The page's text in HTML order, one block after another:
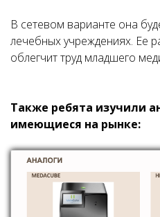
В сетевом варианте она
лечебных учреждениях. Ее
облегчит труд младшего
Также ребята изучили
имеющиеся на рынке: